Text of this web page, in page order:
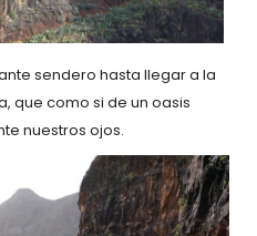
sendero hasta llegar a la
que como si de un oasis
nuestros ojos.